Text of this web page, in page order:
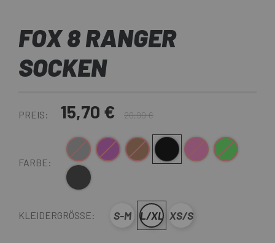
FOX 8 RANGER
SOCKEN
PREIS: 15,70 € 20,99 €
FARBE:
Grau Lila BraunSchwarzRosa Grün
Dunkelgrau
KLEIDERGRÖSSE: S-M L/XL XS/S